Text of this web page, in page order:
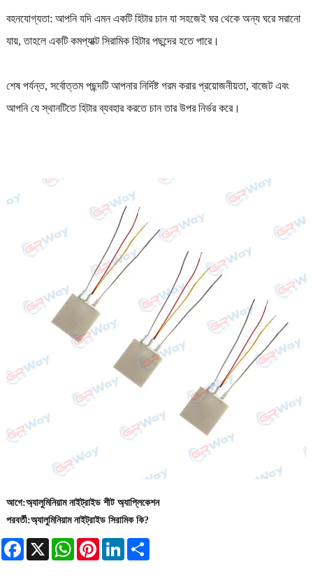
বহনযোগ্যতা: আপনি যদি এমন একটি হিটার চান যা সহজেই ঘর থেকে অন্য ঘরে সরানো
যায়, তাহলে একটি কমপ্যাক্ট সিরামিক হিটার পছন্দের হতে পারে।
শেষ পর্যন্ত, সর্বোত্তম পছন্দটি আপনার নির্দিষ্ট গরম করার প্রয়োজনীয়তা, বাজেট এবং
আপনি যে স্থানটিতে হিটার ব্যবহার করতে চান তার উপর নির্ভর করে।
আগে:অ্যালুমিনিয়াম নাইট্রাইড শীট অ্যাপ্লিকেশন
পরবর্তী:অ্যালুমিনিয়াম নাইট্রাইড সিরামিক কি?
Facebook
X WhatsAppPinterestLinkedIn